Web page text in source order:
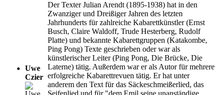
Uwe
Czier
Der Texter Julian Arendt (1895-1938) hat in den
Zwanziger und Dreißiger Jahren des letzten
Jahrhunderts für zahlreiche Kabarettkünstler (Ernst
Busch, Claire Waldoff, Trude Hesterberg, Rudolf
Platte) und bekannte Kabarettgruppen (Katakombe,
Ping Pong) Texte geschrieben oder war als
künstlerischer Leiter (Ping Pong, Die Brücke, Die
Laterne) tätig. Außerdem war er als Autor für mehrere
erfolgreiche Kabarettrevuen tätig. Er hat unter
anderem den Text für das Säckeschmeißerlied, das